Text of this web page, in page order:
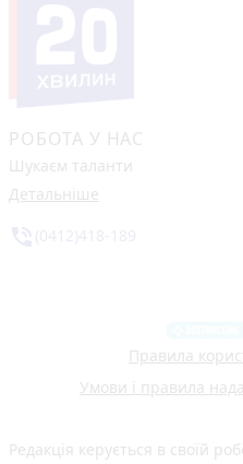
РОБОТА У НАС
Шукаєм таланти
Детальніше
Правила
Умови і правила
Редакція керується в своїй